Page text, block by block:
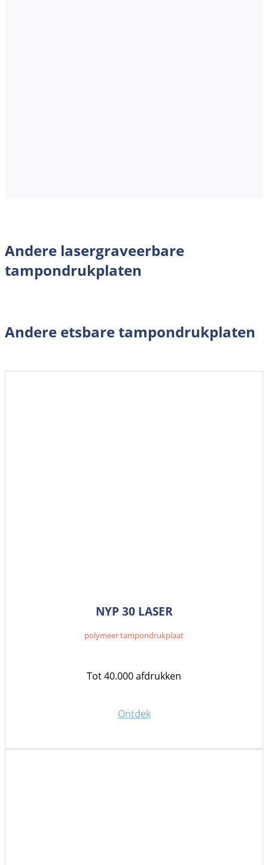
Andere lasergraveerbare
tampondrukplaten
Andere etsbare tampondrukplaten
NYP 30 LASER
polymeer tampondrukplaat
Tot 40.000 afdrukken
Ontdek